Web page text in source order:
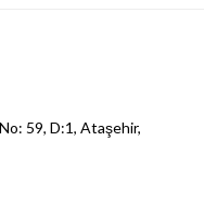
59, D:1, Ataşehir,